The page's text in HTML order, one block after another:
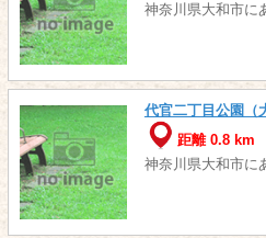
神奈川県大和市に
代官二丁目公園（
距離 0.8 km
神奈川県大和市に